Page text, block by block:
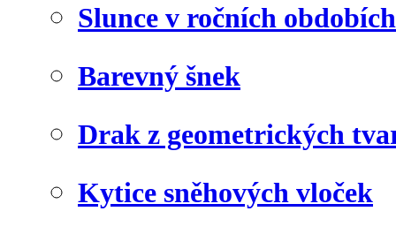
Slunce v ročních obdobích
Barevný šnek
Drak z geometrických
Kytice sněhových vloček